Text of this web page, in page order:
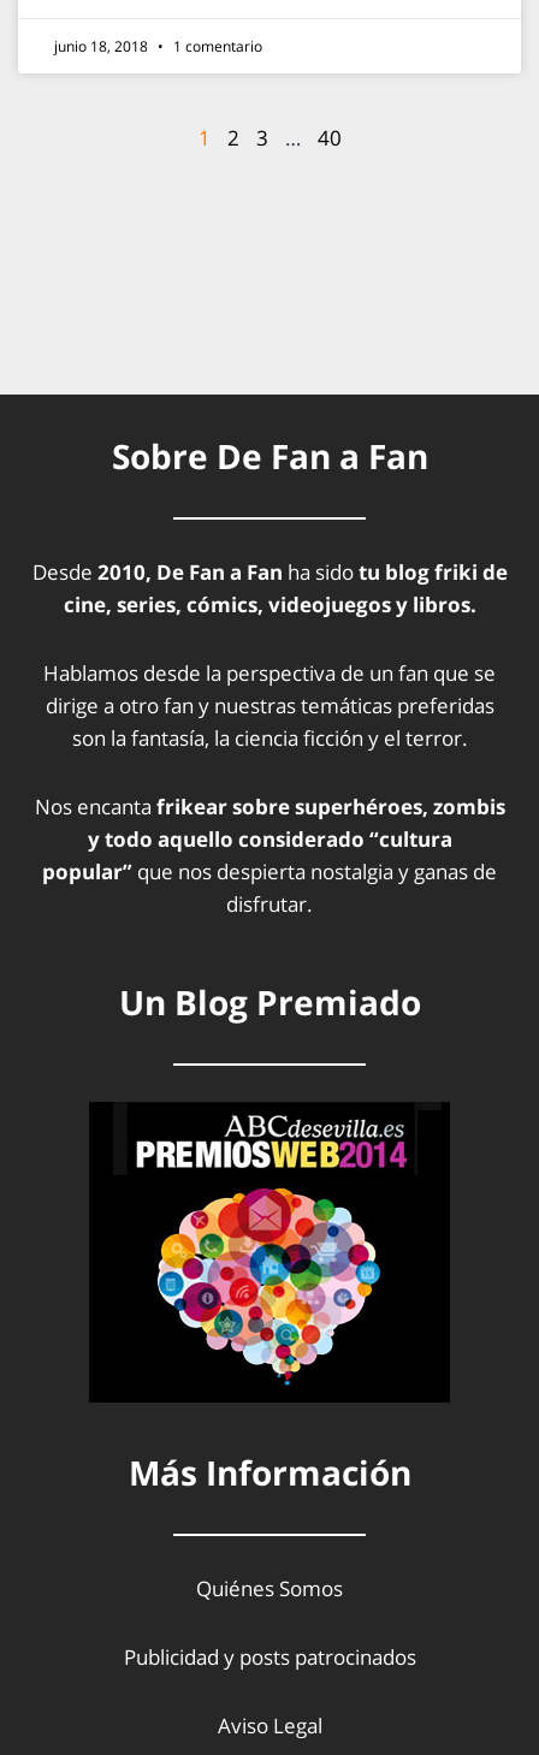
junio 18, 2018 1 comentario
1 2 3 … 40
Sobre De Fan a Fan
Desde 2010, De Fan a Fan ha sidotu blog friki de
cine, series, cómics, videojuegos y libros.
Hablamos desde la perspectiva de un fan que se
dirige a otro fan y nuestras temáticas preferidas
son la fantasía, la ciencia ficción y el terror.
Nos encanta frikear sobre superhéroes, zombis
y todo aquello considerado “cultura
popular” que nos despierta nostalgia y ganas de
disfrutar.
Un Blog Premiado
Más Información
Quiénes Somos
Publicidad y posts patrocinados
Aviso Legal